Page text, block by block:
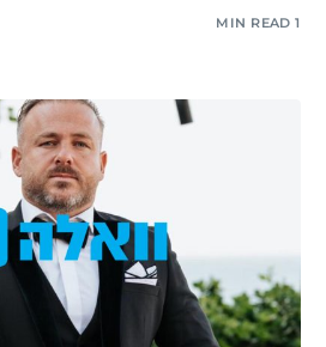
1 MIN READ